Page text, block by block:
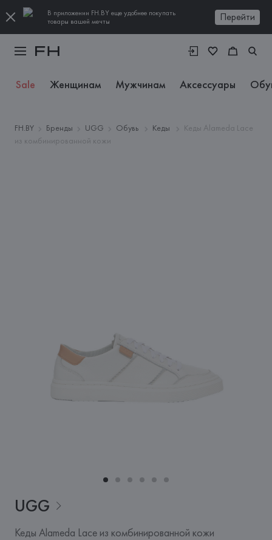
В приложении FH.BY еще удобнее покупать
товары вашей мечты
Перейти
Sale Женщинам Мужчинам Аксессуары
FH.BY Бренды UGG Обувь Кеды
Кеды Alameda Lace
из комбинированной кожи
UGG
Кеды Alameda Lace из комбинированной кожи